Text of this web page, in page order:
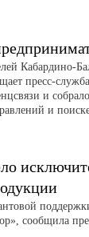
Кабардино-
пресс-
и
и
сообщила